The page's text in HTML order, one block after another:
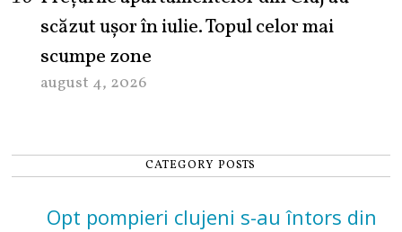
scăzut ușor în iulie. Topul celor mai
scumpe zone
august 4, 2026
CATEGORY POSTS
Opt pompieri clujeni s-au întors din